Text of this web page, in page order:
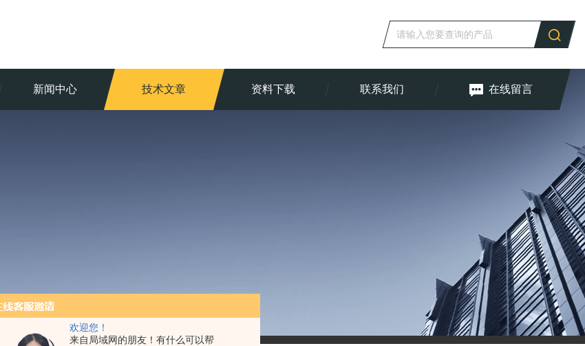
欢迎您！
来自局域网的朋友！有什么可以帮
新闻中心 技术文章 资料下载 联系我们 在线留言